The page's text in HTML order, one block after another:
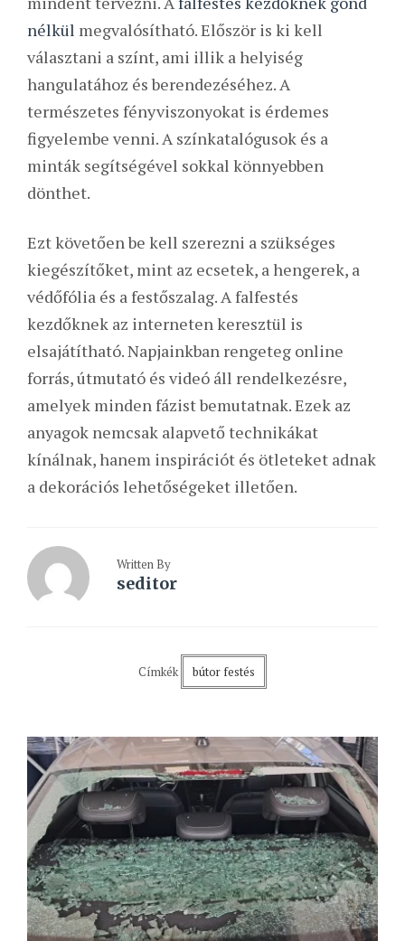
nélkül megvalósítható. Először is ki kell
választani a színt, ami illik a helyiség
hangulatához és berendezéséhez. A
természetes fényviszonyokat is érdemes
figyelembe venni. A színkatalógusok és a
minták segítségével sokkal könnyebben
dönthet.
Ezt követően be kell szerezni a szükséges
kiegészítőket, mint az ecsetek, a hengerek, a
védőfólia és a festőszalag. A falfestés
kezdőknek az interneten keresztül is
elsajátítható. Napjainkban rengeteg online
forrás, útmutató és videó áll rendelkezésre,
amelyek minden fázist bemutatnak. Ezek az
anyagok nemcsak alapvető technikákat
kínálnak, hanem inspirációt és ötleteket adnak
a dekorációs lehetőségeket illetően.
Written By
seditor
Címkék bútor festés